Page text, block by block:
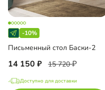
-10%
Письменный стол Баски-2
14 150 15 720
Доступно для доставки